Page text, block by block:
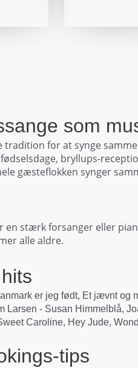
som
tradition for at synge
bryllups-
gæsteflokken synger
en stærk forsanger eller
alle aldre.
er jeg født, Et jævnt og
Larsen - Susan Himmelblå,
Caroline, Hey Jude,
tips